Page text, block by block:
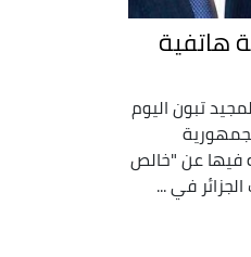
هاتفية
تبون اليوم
فيها عن "خالص
في ...